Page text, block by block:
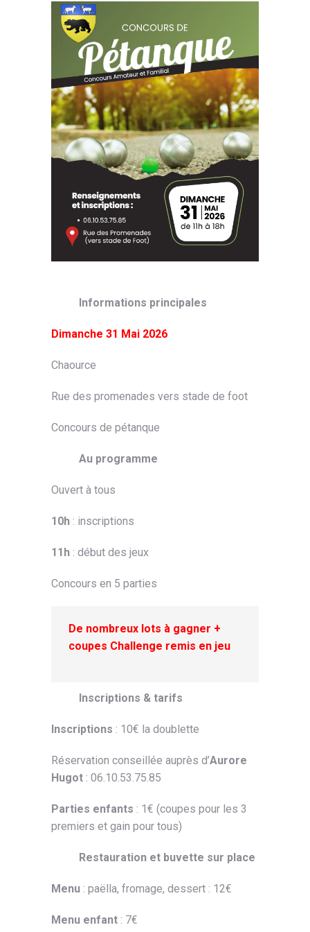
Informations principales
Dimanche 31 Mai 2026
Chaource
Rue des promenades vers stade de foot
Concours de pétanque
Au programme
Ouvert à tous
10h : inscriptions
11h : début des jeux
Concours en 5 parties
De nombreux lots à gagner +
coupes Challenge remis en jeu
Inscriptions & tarifs
Inscriptions : 10€ la doublette
Réservation conseillée auprès d’Aurore
Hugot : 06.10.53.75.85
Parties enfants : 1€ (coupes pour les 3
premiers et gain pour tous)
Restauration et buvette sur place
Menu : paëlla, fromage, dessert : 12€
Menu enfant : 7€